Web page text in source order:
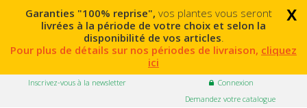
x
Garanties "100% reprise", vos plantes vous seront
livrées à la période de votre choix et selon la
disponibilité de vos articles.
Pour plus de détails sur nos périodes de livraison, cliquez
ici
Connexion
Inscrivez-vous à la newsletter
Demandez votre catalogue